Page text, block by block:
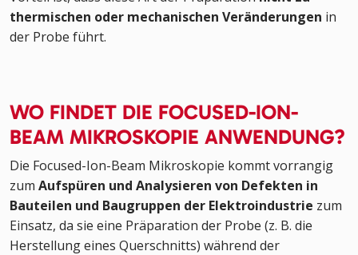
thermischen oder mechanischen Veränderungen in
der Probe führt.
WO FINDET DIE FOCUSED-ION-
BEAM MIKROSKOPIE ANWENDUNG?
Die Focused-Ion-Beam Mikroskopie kommt vorrangig
zum Aufspüren und Analysieren von Defekten in
Bauteilen und Baugruppen der Elektroindustrie zum
Einsatz, da sie eine Präparation der Probe (z. B. die
Herstellung eines Querschnitts) während der